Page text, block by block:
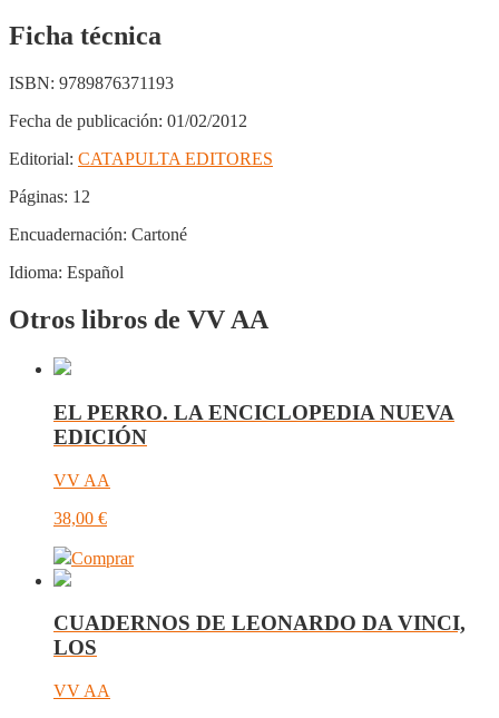
Ficha técnica
ISBN: 9789876371193
Fecha de publicación: 01/02/2012
Editorial: CATAPULTA EDITORES
Páginas: 12
Encuadernación: Cartoné
Idioma: Español
Otros libros de VV AA
EL PERRO. LA ENCICLOPEDIA NUEVA
EDICIÓN
VV AA
38,00 €
Comprar
CUADERNOS DE LEONARDO DA VINCI,
LOS
VV AA